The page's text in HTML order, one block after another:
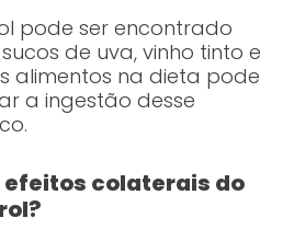
pode ser encontrado
de uva, vinho tinto e
alimentos na dieta pode
a ingestão desse
efeitos colaterais do